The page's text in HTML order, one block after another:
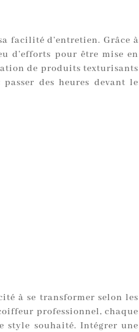
facilité d’entretien. Grâce à
d’efforts pour être mise en
de produits texturisants
des heures devant le
à se transformer selon les
professionnel, chaque
style souhaité. Intégrer une